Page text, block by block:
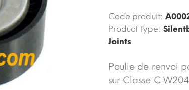
Code produit:
Product Type:
Joints
Poulie de renvoi
sur Classe C